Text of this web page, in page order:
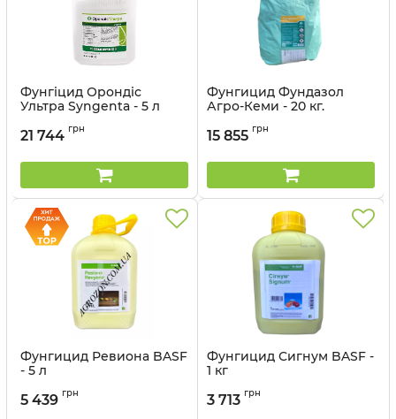
Фунгіцид Орондіс
Ультра Syngenta - 5 л
21 744 грн
Фунгицид Фундазол
Агро-Кеми - 20 кг.
15 855 грн
Фунгицид Ревиона BASF
- 5 л
5 439 грн
Фунгицид Сигнум BASF -
1 кг
3 713 грн